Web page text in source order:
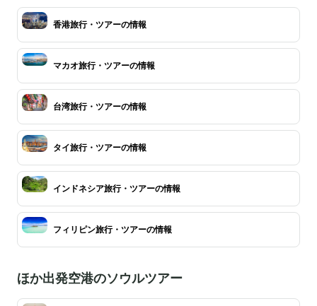
香港旅行・ツアーの情報
マカオ旅行・ツアーの情報
台湾旅行・ツアーの情報
タイ旅行・ツアーの情報
インドネシア旅行・ツアーの情報
フィリピン旅行・ツアーの情報
ほか出発空港のソウルツアー